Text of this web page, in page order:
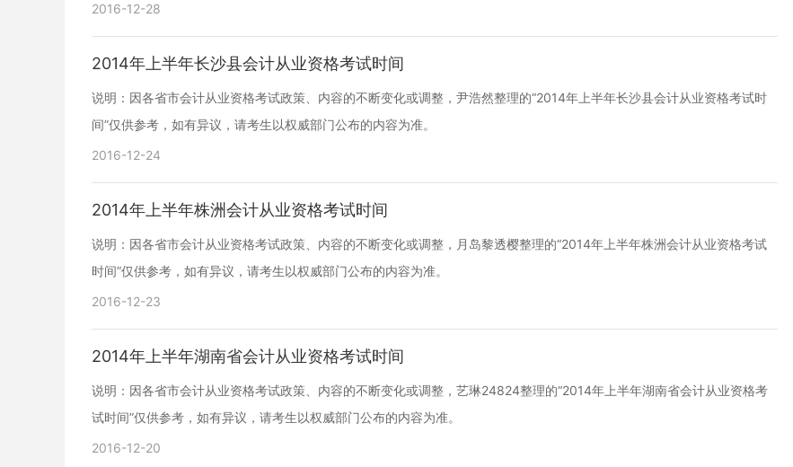
2016-12-28
2014年上半年长沙县会计从业资格考试时间
说明：因各省市会计从业资格考试政策、内容的不断变化或调整，尹浩然整理的“2014年上半年长沙县会计从业资格考试时
间”仅供参考，如有异议，请考生以权威部门公布的内容为准。
2016-12-24
2014年上半年株洲会计从业资格考试时间
说明：因各省市会计从业资格考试政策、内容的不断变化或调整，月岛黎透樱整理的“2014年上半年株洲会计从业资格考试
时间”仅供参考，如有异议，请考生以权威部门公布的内容为准。
2016-12-23
2014年上半年湖南省会计从业资格考试时间
说明：因各省市会计从业资格考试政策、内容的不断变化或调整，艺琳24824整理的“2014年上半年湖南省会计从业资格考
试时间”仅供参考，如有异议，请考生以权威部门公布的内容为准。
2016-12-20